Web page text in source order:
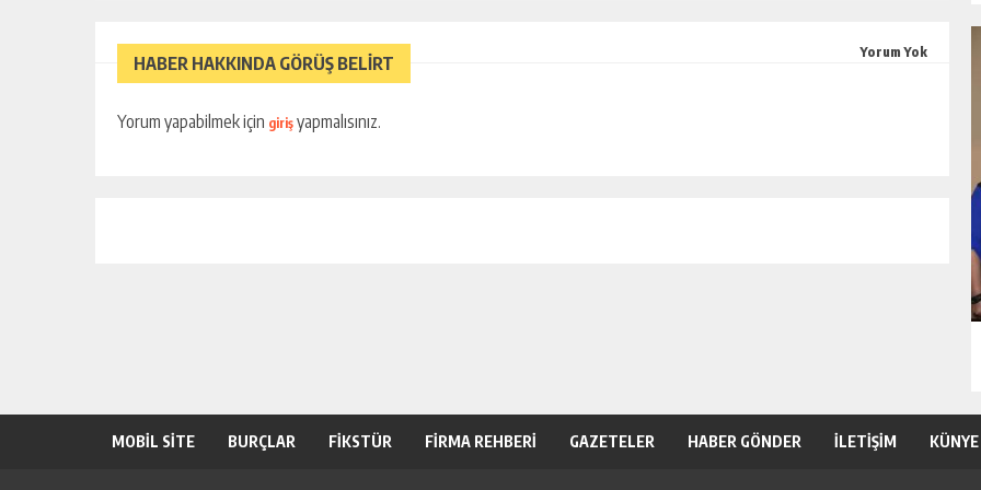
HABER HAKKINDA GÖRÜŞ BELİRT
Yorum Yok
Yorum yapabilmek için giriş yapmalısınız.
MOBİL SİTE BURÇLAR FİKSTÜR FİRMA REHBERİ GAZETELER HABER GÖNDER İLETİŞİM KÜNYE